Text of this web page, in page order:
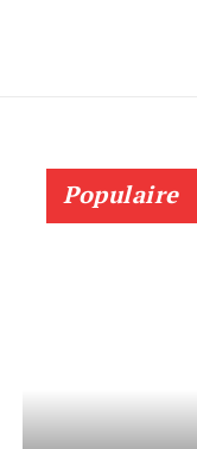
Populaire